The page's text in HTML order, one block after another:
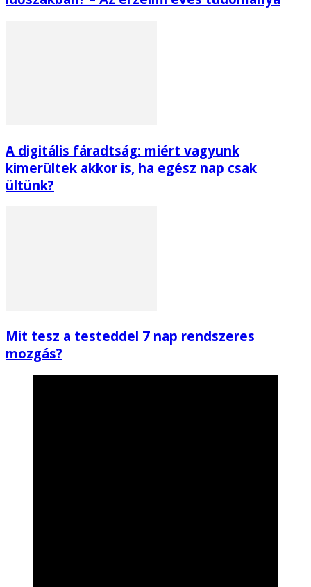
A digitális fáradtság: miért vagyunk
kimerültek akkor is, ha egész nap csak
ültünk?
Mit tesz a testeddel 7 nap rendszeres
mozgás?